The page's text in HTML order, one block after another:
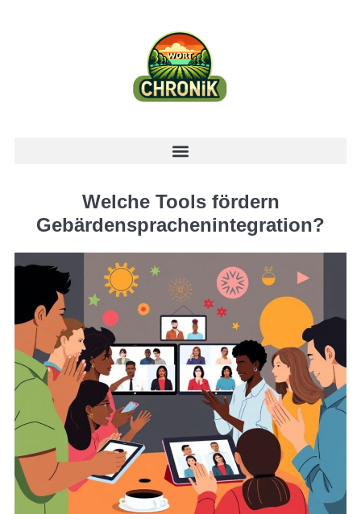
Welche Tools fördern
Gebärdensprachenintegration?